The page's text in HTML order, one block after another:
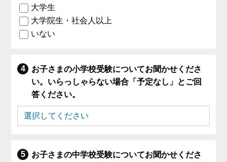
大学生
大学院生・社会人以上
いない
お子さまの小学校受験についてお聞かせくださ
い。いらっしゃらない場合「予定なし」とご回
答ください。
お子さまの中学校受験についてお聞かせくださ